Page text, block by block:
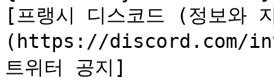
[프랭시 디스코드 (정보와
(https://discord.com/
트위터 공지]